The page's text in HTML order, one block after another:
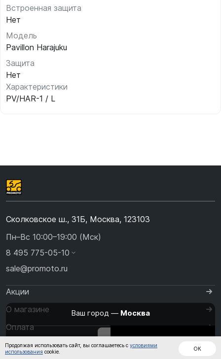
Дождевики Куртки Шлемы
Встроенная защита
Нет
Модель
Pavillon Harajuku
Защита
Нет
Характеристики
PV/HAR-1 / L
Сколковское ш., 31Б, Москва, 123103
Пн–Вс 10:00–19:00 (Мск)
8 495 775-05-10
sale@promoto.ru
Акции
О магазине
Оплата
Доставка
Ваш город — Москва
ОК
Продолжая использовать сайт, вы соглашаетесь с условиями
использования cookie.